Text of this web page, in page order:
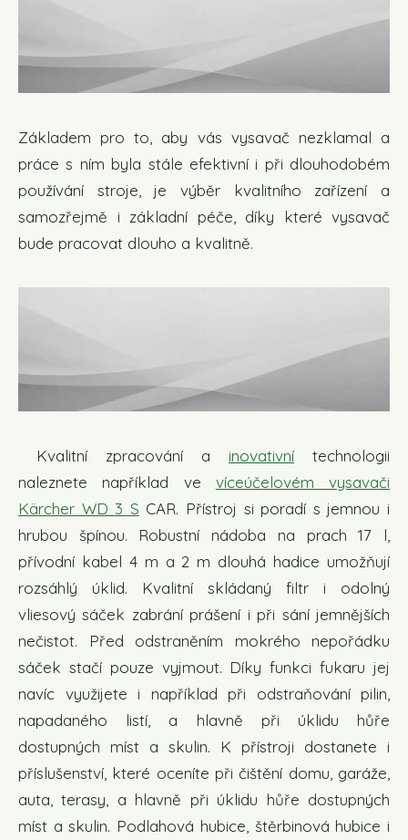
Základem pro to, aby vás vysavač nezklamal a
práce s ním byla stále efektivní i při dlouhodobém
používání stroje, je výběr kvalitního zařízení a
samozřejmě i základní péče, díky které vysavač
bude pracovat dlouho a kvalitně.
Kvalitní zpracování a inovativní technologii
naleznete například ve víceúčelovém vysavači
Kärcher WD 3 S CAR. Přístroj si poradí s jemnou i
hrubou špínou. Robustní nádoba na prach 17 l,
přívodní kabel 4 m a 2 m dlouhá hadice umožňují
rozsáhlý úklid. Kvalitní skládaný filtr i odolný
vliesový sáček zabrání prášení i při sání jemnějších
nečistot. Před odstraněním mokrého nepořádku
sáček stačí pouze vyjmout. Díky funkci fukaru jej
navíc využijete i například při odstraňování pilin,
napadaného listí, a hlavně při úklidu hůře
dostupných míst a skulin. K přístroji dostanete i
příslušenství, které oceníte při čištění domu, garáže,
auta, terasy, a hlavně při úklidu hůře dostupných
míst a skulin. Podlahová hubice, štěrbinová hubice i